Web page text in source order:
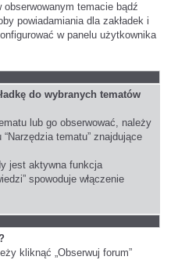
temacie bądź
powiadamiania dla zakładek i
w panelu użytkownika
do wybranych tematów
lub go obserwować, należy
tematu” znajdujące
jest aktywna funkcja
spowoduje włączenie
kliknąć „Obserwuj forum”